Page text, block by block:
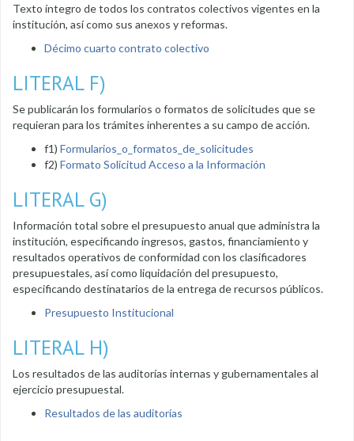
Texto íntegro de todos los contratos colectivos vigentes en la
institución, así como sus anexos y reformas.
Décimo cuarto contrato colectivo
LITERAL F)
Se publicarán los formularios o formatos de solicitudes que se
requieran para los trámites inherentes a su campo de acción.
f1) Formularios_o_formatos_de_solicitudes
f2) Formato Solicitud Acceso a la Información
LITERAL G)
Información total sobre el presupuesto anual que administra la
institución, especificando ingresos, gastos, financiamiento y
resultados operativos de conformidad con los clasificadores
presupuestales, así como liquidación del presupuesto,
especificando destinatarios de la entrega de recursos públicos.
Presupuesto Institucional
LITERAL H)
Los resultados de las auditorías internas y gubernamentales al
ejercicio presupuestal.
Resultados de las auditorías